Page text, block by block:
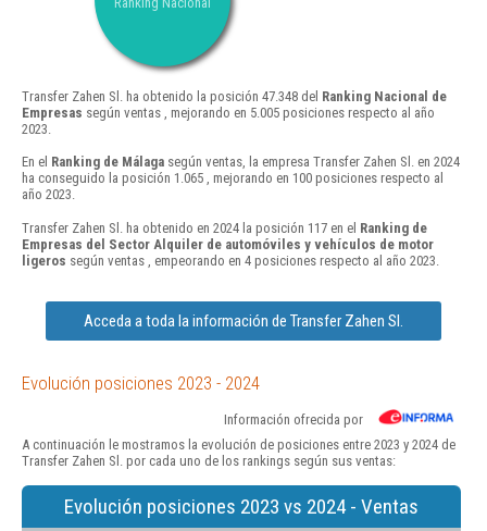
Transfer Zahen Sl. ha obtenido la posición 47.348 del Ranking Nacional de
Empresas según ventas , mejorando en 5.005 posiciones respecto al año
2023.
En el Ranking de Málaga según ventas, la empresa Transfer Zahen Sl. en 2024
ha conseguido la posición 1.065 , mejorando en 100 posiciones respecto al
año 2023.
Transfer Zahen Sl. ha obtenido en 2024 la posición 117 en el Ranking de
Empresas del Sector Alquiler de automóviles y vehículos de motor
ligeros según ventas , empeorando en 4 posiciones respecto al año 2023.
Acceda a toda la información de Transfer Zahen Sl.
Evolución posiciones 2023 - 2024
Información ofrecida por
A continuación le mostramos la evolución de posiciones entre 2023 y 2024 de
Transfer Zahen Sl. por cada uno de los rankings según sus ventas:
Evolución posiciones 2023 vs 2024 - Ventas